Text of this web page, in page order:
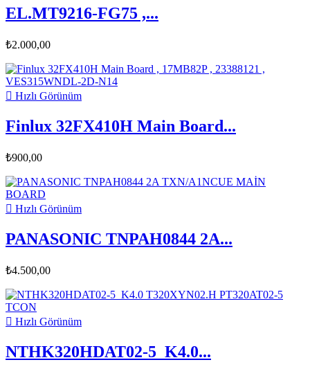
EL.MT9216-FG75 ,...
₺2.000,00
 Hızlı Görünüm
Finlux 32FX410H Main Board...
₺900,00
 Hızlı Görünüm
PANASONIC TNPAH0844 2A...
₺4.500,00
 Hızlı Görünüm
NTHK320HDAT02-5_K4.0...